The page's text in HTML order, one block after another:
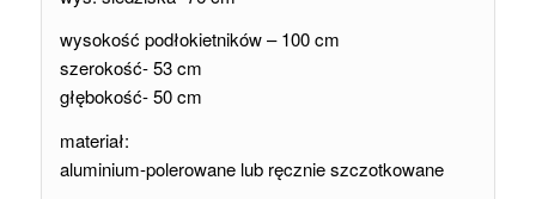
wysokość podłokietników – 100 cm
szerokość- 53 cm
głębokość- 50 cm
materiał:
aluminium-polerowane lub ręcznie szczotkowane